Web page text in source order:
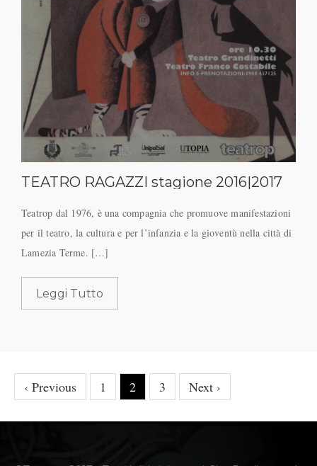
TEATRO RAGAZZI stagione 2016|2017
Teatrop dal 1976, è una compagnia che promuove manifestazioni
per il teatro, la cultura e per l’infanzia e la gioventù nella città di
Lamezia Terme. […]
Leggi Tutto
‹ Previous 1 2 3 Next ›